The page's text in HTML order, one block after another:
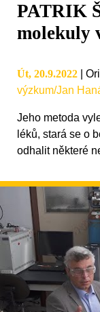
PATRIK
molekuly
Út, 20.9.2022
výzkum/Jan
Jeho metoda
léků, stará se o
odhalit některé